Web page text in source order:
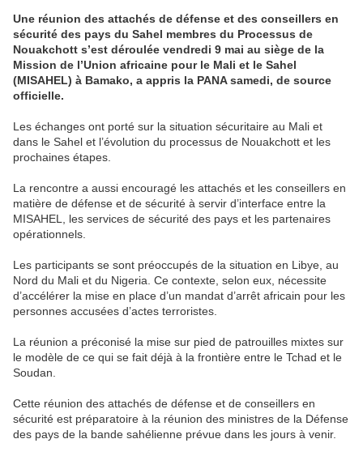
Une réunion des attachés de défense et des conseillers en
sécurité des pays du Sahel membres du Processus de
Nouakchott s’est déroulée vendredi 9 mai au siège de la
Mission de l’Union africaine pour le Mali et le Sahel
(MISAHEL) à Bamako, a appris la PANA samedi, de source
officielle.
Les échanges ont porté sur la situation sécuritaire au Mali et
dans le Sahel et l’évolution du processus de Nouakchott et les
prochaines étapes.
La rencontre a aussi encouragé les attachés et les conseillers en
matière de défense et de sécurité à servir d’interface entre la
MISAHEL, les services de sécurité des pays et les partenaires
opérationnels.
Les participants se sont préoccupés de la situation en Libye, au
Nord du Mali et du Nigeria. Ce contexte, selon eux, nécessite
d’accélérer la mise en place d’un mandat d’arrêt africain pour les
personnes accusées d’actes terroristes.
La réunion a préconisé la mise sur pied de patrouilles mixtes sur
le modèle de ce qui se fait déjà à la frontière entre le Tchad et le
Soudan.
Cette réunion des attachés de défense et de conseillers en
sécurité est préparatoire à la réunion des ministres de la Défense
des pays de la bande sahélienne prévue dans les jours à venir.